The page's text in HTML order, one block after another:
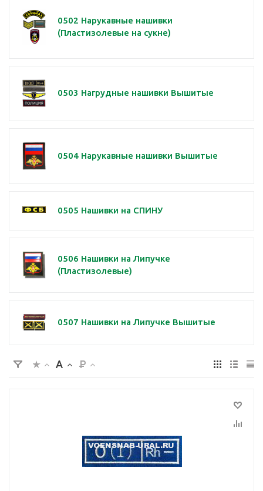
0502 Нарукавные нашивки
(Пластизолевые на сукне)
0503 Нагрудные нашивки Вышитые
0504 Нарукавные нашивки Вышитые
0505 Нашивки на СПИНУ
0506 Нашивки на Липучке
(Пластизолевые)
0507 Нашивки на Липучке Вышитые